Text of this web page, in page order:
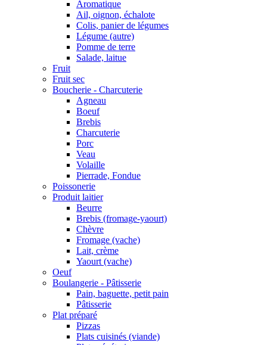
Aromatique
Ail, oignon, échalote
Colis, panier de légumes
Légume (autre)
Pomme de terre
Salade, laitue
Fruit
Fruit sec
Boucherie - Charcuterie
Agneau
Boeuf
Brebis
Charcuterie
Porc
Veau
Volaille
Pierrade, Fondue
Poissonerie
Produit laitier
Beurre
Brebis (fromage-yaourt)
Chèvre
Fromage (vache)
Lait, crème
Yaourt (vache)
Oeuf
Boulangerie - Pâtisserie
Pain, baguette, petit pain
Pâtisserie
Plat préparé
Pizzas
Plats cuisinés (viande)